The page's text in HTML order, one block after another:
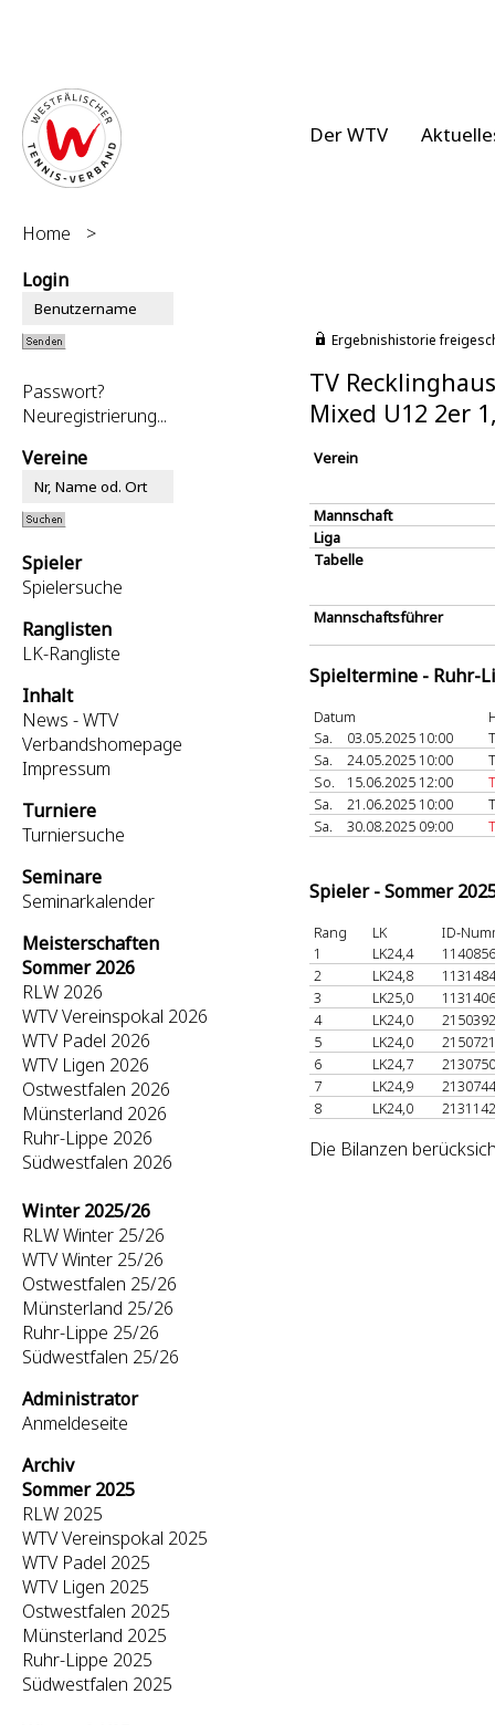
Der WTV
Home
>
Login
Passwort?
Neuregistrierung...
Vereine
Spieler
Spielersuche
Ranglisten
LK-Rangliste
Inhalt
News - WTV
Verbandshomepage
Impressum
Turniere
Turniersuche
Seminare
Seminarkalender
Meisterschaften
Sommer 2026
RLW 2026
WTV Vereinspokal 2026
WTV Padel 2026
WTV Ligen 2026
Ostwestfalen 2026
Münsterland 2026
Ruhr-Lippe 2026
Südwestfalen 2026
Winter 2025/26
RLW Winter 25/26
WTV Winter 25/26
Ostwestfalen 25/26
Münsterland 25/26
Ruhr-Lippe 25/26
Südwestfalen 25/26
Administrator
Anmeldeseite
Archiv
Sommer 2025
RLW 2025
WTV Vereinspokal 2025
WTV Padel 2025
WTV Ligen 2025
Ostwestfalen 2025
Münsterland 2025
Ruhr-Lippe 2025
Südwestfalen 2025
Ergebnishistorie
TV
Mixed U12 2er
Verein
Mannschaft
Liga
Tabelle
Mannschaftsführer
Spieltermine - Ruhr-
Datum
Sa.
03.05.2025 10:00
Sa.
24.05.2025 10:00
So.
15.06.2025 12:00
Sa.
21.06.2025 10:00
Sa.
30.08.2025 09:00
Spieler - Sommer
Rang LK
ID-
1
LK24,4
2
LK24,8
3
LK25,0
4
LK24,0
5
LK24,0
6
LK24,7
7
LK24,9
8
LK24,0
Die Bilanzen